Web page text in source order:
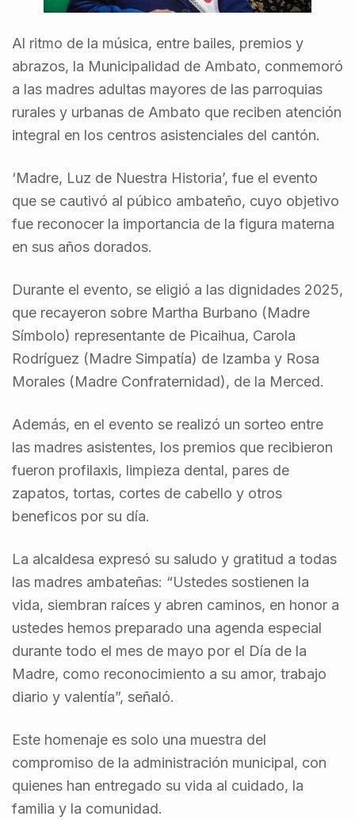
Al ritmo de la música, entre bailes, premios y
abrazos, la Municipalidad de Ambato, conmemoró
a las madres adultas mayores de las parroquias
rurales y urbanas de Ambato que reciben atención
integral en los centros asistenciales del cantón.
‘Madre, Luz de Nuestra Historia’, fue el evento
que se cautivó al púbico ambateño, cuyo objetivo
fue reconocer la importancia de la figura materna
en sus años dorados.
Durante el evento, se eligió a las dignidades 2025,
que recayeron sobre Martha Burbano (Madre
Símbolo) representante de Picaihua, Carola
Rodríguez (Madre Simpatía) de Izamba y Rosa
Morales (Madre Confraternidad), de la Merced.
Además, en el evento se realizó un sorteo entre
las madres asistentes, los premios que recibieron
fueron profilaxis, limpieza dental, pares de
zapatos, tortas, cortes de cabello y otros
beneficos por su día.
La alcaldesa expresó su saludo y gratitud a todas
las madres ambateñas: “Ustedes sostienen la
vida, siembran raíces y abren caminos, en honor a
ustedes hemos preparado una agenda especial
durante todo el mes de mayo por el Día de la
Madre, como reconocimiento a su amor, trabajo
diario y valentía”, señaló.
Este homenaje es solo una muestra del
compromiso de la administración municipal, con
quienes han entregado su vida al cuidado, la
familia y la comunidad.